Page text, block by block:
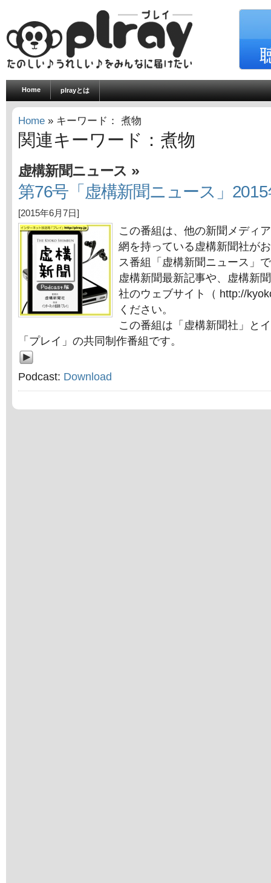
Home plrayとは
Home » キーワード： 煮物
関連キーワード：煮物
虚構新聞ニュース »
第76号「虚構新聞ニュース」
[2015年6月7日]
この番組は、他の新聞メディ
網を持っている虚構新聞社が
ス番組「虚構新聞ニュース」
虚構新聞最新記事や、虚構新
社のウェブサイト（ http://
ください。
この番組は「虚構新聞社」と
「プレイ」の共同制作番組です。
Podcast: Download